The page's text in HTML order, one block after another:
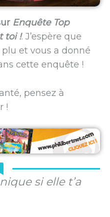
Enquête Top
toi !. J’espère que
et vous a donné
cette enquête !
pensez à
!
si elle t’a